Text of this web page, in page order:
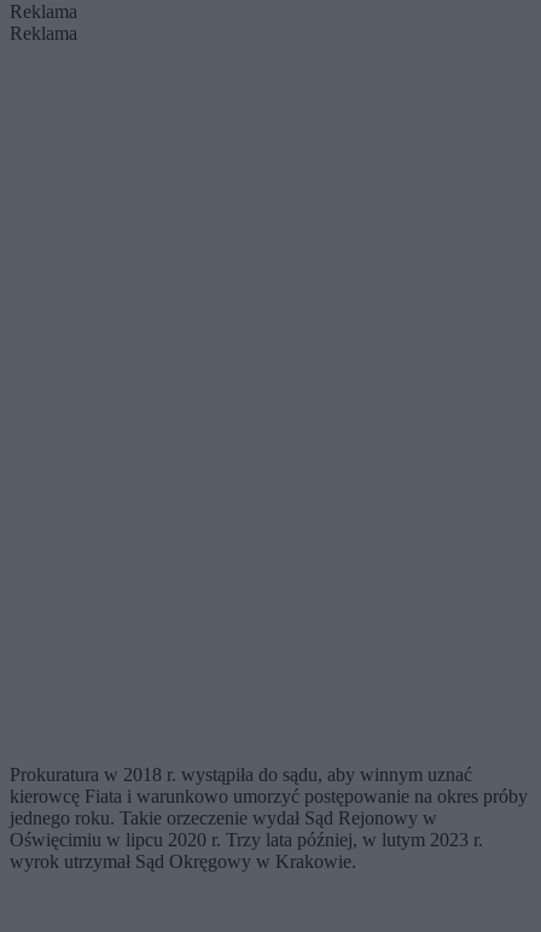
Reklama
Reklama
Prokuratura w 2018 r. wystąpiła do sądu, aby winnym uznać
kierowcę Fiata i warunkowo umorzyć postępowanie na okres próby
jednego roku. Takie orzeczenie wydał Sąd Rejonowy w
Oświęcimiu w lipcu 2020 r. Trzy lata później, w lutym 2023 r.
wyrok utrzymał Sąd Okręgowy w Krakowie.